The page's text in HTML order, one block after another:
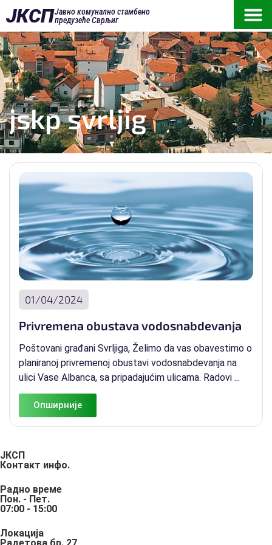
ЈКСПЈавно комунално стамбено
предузеће Сврљиг
jskp svrljig
01/04/2024
Privremena obustava vodosnabdevanja
Poštovani građani Svrljiga, Želimo da vas obavestimo o
planiranoj privremenoj obustavi vodosnabdevanja na
ulici Vase Albanca, sa pripadajućim ulicama. Radovi ...
Опширније
ЈКСП
Контакт инфо.
Радно време
Пон. - Пет.
07:00 - 15:00
Локација